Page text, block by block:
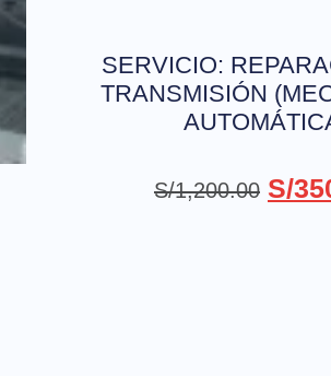
SERVICIO:
TRANSMISIÓN
S/1,200.00 S/